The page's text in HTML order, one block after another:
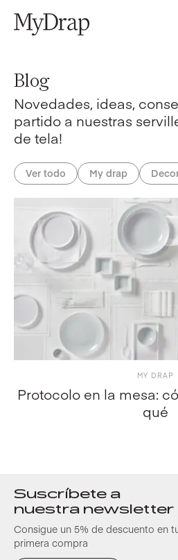
Blog
Novedades, ideas,
partido a nuestras
de tela!
Ver todo My drap
MY DRAP
Protocolo en la mesa:
qué
Suscríbete a
nuestra newsletter
Consigue un 5% de descuento en
primera compra